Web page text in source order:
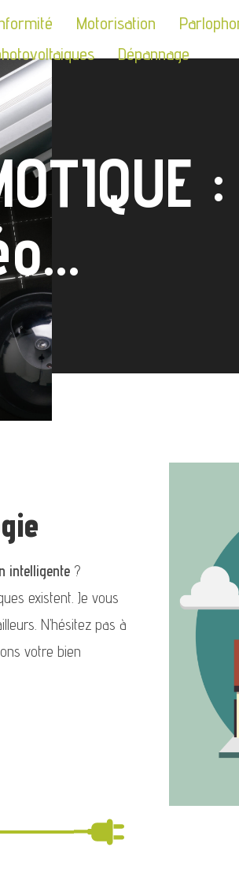
Motorisation
Dépannage
intelligente ?
existent. Je vous
N’hésitez pas à
votre bien